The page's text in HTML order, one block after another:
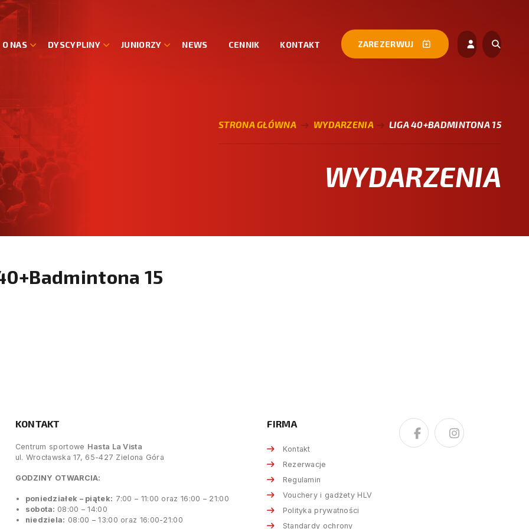
O NAS DYSCYPLINY JUNIORZY NEWS CENNIK KONTAKT ZAREZERWUJ
STRONA GŁÓWNA WYDARZENIA LIGA 40+BADMINTONA 15
WYDARZENIA
15
KONTAKT
Centrum sportowe Hasta La Vista
ul. Wrocławska 17, 65-427 Zielona Góra
GODZINY OTWARCIA:
poniedziałek – piątek: 7:00 – 11:00 oraz 16:00 – 21:00
sobota: 08:00 – 14:00
niedziela: 08:00 – 13:00 oraz 16:00-21:00
FIRMA
Kontakt
Rezerwacje
Regulamin
Vouchery i gadżety HLV
Polityka prywatności
Standardy ochrony